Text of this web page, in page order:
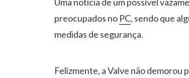
preocupados no PC, sendo que
medidas de segurança.
Felizmente, a Valve não demorou